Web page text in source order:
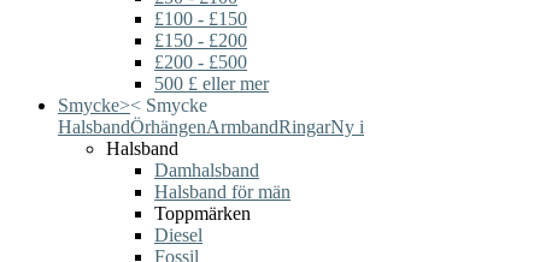
£100 - £150
£150 - £200
£200 - £500
500 £ eller mer
Smycke>< Smycke
HalsbandÖrhängenArmbandRingarNy i
Halsband
Damhalsband
Halsband för män
Toppmärken
Diesel
Fossil